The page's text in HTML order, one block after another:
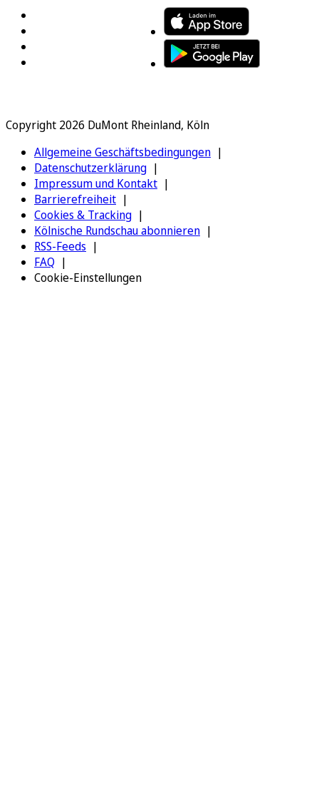
Copyright 2026 DuMont Rheinland, Köln
Allgemeine Geschäftsbedingungen
Datenschutzerklärung
Impressum und Kontakt
Barrierefreiheit
Cookies & Tracking
Kölnische Rundschau abonnieren
RSS-Feeds
FAQ
Cookie-Einstellungen